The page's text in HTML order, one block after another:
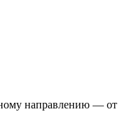
направлению — от